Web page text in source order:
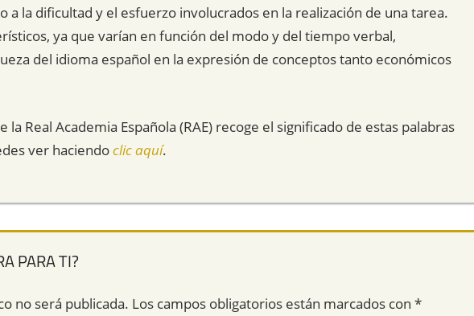
a la dificultad y el esfuerzo involucrados en la realización de una tarea.
ya que varían en función del modo y del tiempo verbal,
del idioma español en la expresión de conceptos tanto económicos
la Real Academia Española (RAE) recoge el significado de estas palabras
ver haciendoclic aquí.
PARA TI?
no será publicada. Los campos obligatorios están marcados con *